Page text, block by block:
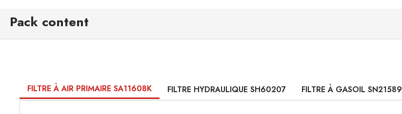
Pack content
FILTRE À AIR PRIMAIRE SA11608K FILTRE HYDRAULIQUE SH60207 FILTRE À GASOIL SN21589